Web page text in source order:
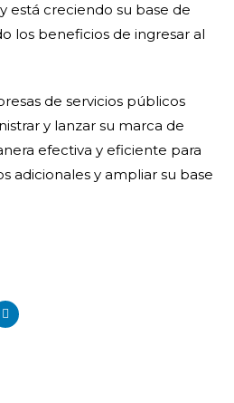
está creciendo su base de
los beneficios de ingresar al
de servicios públicos
y lanzar su marca de
efectiva y eficiente para
adicionales y ampliar su base